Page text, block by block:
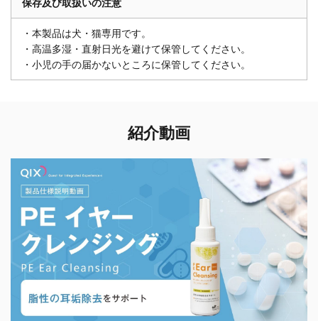
保存及び取扱いの注意
・本製品は犬・猫専用です。
・高温多湿・直射日光を避けて保管してください。
・小児の手の届かないところに保管してください。
紹介動画